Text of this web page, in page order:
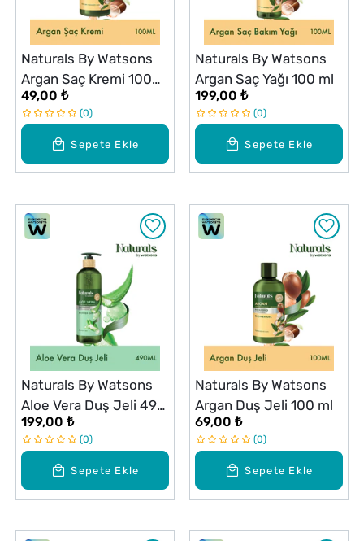
Sepete Ekle
Naturals By Watsons
Argan Saç Kremi 100
ml
49,00 ₺
0
Sepete Ekle
Naturals By Watsons
Argan Saç Yağı 100 ml
199,00 ₺
0
Sepete Ekle
Naturals By Watsons
Aloe Vera Duş Jeli 490
ml
199,00 ₺
0
Sepete Ekle
Naturals By Watsons
Argan Duş Jeli 100 ml
69,00 ₺
0